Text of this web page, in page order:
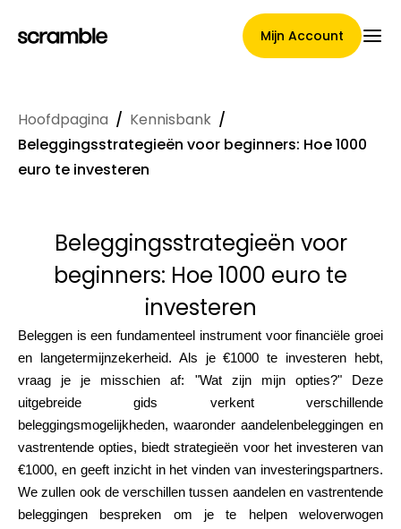
Mijn Account
Hoofdpagina
Voorwaarden voor
claimtoewijzing
Merken Galerij
Merkselectie
Rekenmachines
Hoofdpagina / Kennisbank /
Beleggingsstrategieën voor beginners: Hoe 1000
euro te investeren
Beleggingsstrategieën voor
beginners: Hoe 1000 euro te
investeren
Beleggen is een fundamenteel instrument voor financiële groei
en langetermijnzekerheid. Als je €1000 te investeren hebt,
vraag je je misschien af: "Wat zijn mijn opties?" Deze
uitgebreide gids verkent verschillende
beleggingsmogelijkheden, waaronder aandelenbeleggingen en
vastrentende opties, biedt strategieën voor het investeren van
€1000, en geeft inzicht in het vinden van investeringspartners.
We zullen ook de verschillen tussen aandelen en vastrentende
beleggingen bespreken om je te helpen weloverwogen